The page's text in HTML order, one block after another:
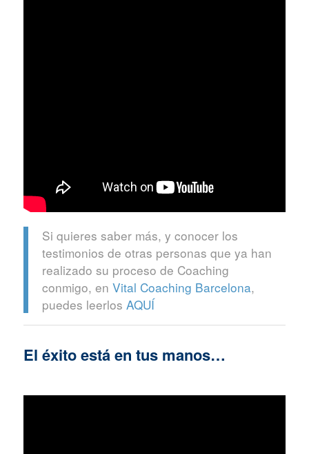
Si quieres saber más, y conocer los
testimonios de otras personas que ya han
realizado su proceso de Coaching
conmigo, en Vital Coaching Barcelona,
puedes leerlos AQUÍ
El éxito está en tus manos…